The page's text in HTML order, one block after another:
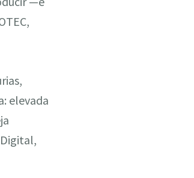
elevada